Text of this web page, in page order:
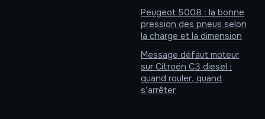
Peugeot 5008 : la bonne
pression des pneus selon
la charge et la dimension
Message défaut moteur
sur Citroën C3 diesel :
quand rouler, quand
s’arrêter